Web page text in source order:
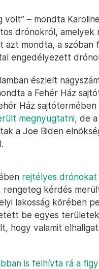
volt” – mondta
drónokról,
mondta, a szóban
engedélyezett
észlelt
a Fehér Ház
Ház
megnyugtatni, de
a Joe Biden
rejtélyes
rengeteg kérdés
lakosság körében
be egyes
hogy valamit
is felhívta rá a